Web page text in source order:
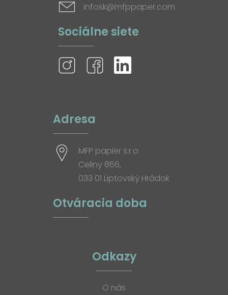
infosk@mfppaper.com
Sociálne siete
Adresa
MFP papier s.r.o.
Celiny 866,
033 01 Liptovský Hrádok
Otváracia doba
Odkazy
O nás